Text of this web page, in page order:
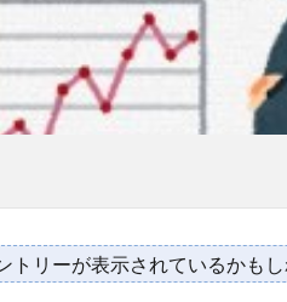
トリーが表示されているかもし